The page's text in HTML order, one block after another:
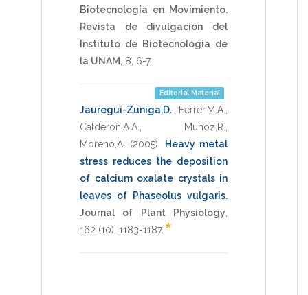
Biotecnología en Movimiento.
Revista de divulgación del
Instituto de Biotecnología de
la UNAM 8 6-7.
Editorial Material
Jauregui-Zuniga,D. Ferrer,M.A.
Calderon,A.A.
Munoz,R.
Moreno,A.
(2005)
Heavy metal
stress reduces the deposition
of calcium oxalate crystals in
leaves of Phaseolus vulgaris.
Journal of Plant Physiology
162 (10), 1183-1187. *